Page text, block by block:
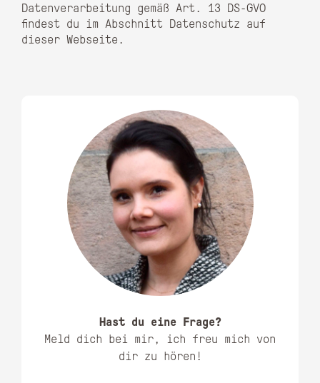
Datenverarbeitung gemäß Art. 13 DS-GVO
findest du im Abschnitt Datenschutz auf
dieser Webseite.
Hast du eine Frage?
Meld dich bei mir, ich freu mich von
dir zu hören!